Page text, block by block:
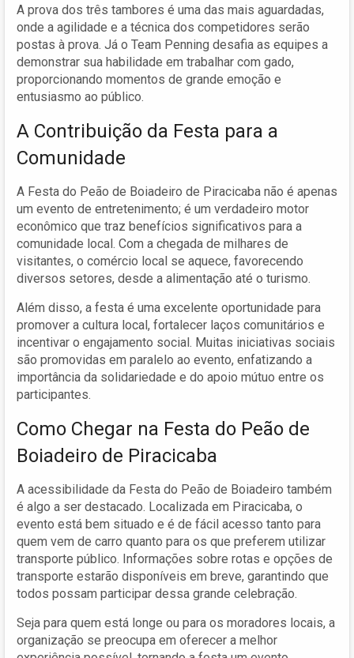
A prova dos três tambores é uma das mais aguardadas,
onde a agilidade e a técnica dos competidores serão
postas à prova. Já o Team Penning desafia as equipes a
demonstrar sua habilidade em trabalhar com gado,
proporcionando momentos de grande emoção e
entusiasmo ao público.
A Contribuição da Festa para a
Comunidade
A Festa do Peão de Boiadeiro de Piracicaba não é apenas
um evento de entretenimento; é um verdadeiro motor
econômico que traz benefícios significativos para a
comunidade local. Com a chegada de milhares de
visitantes, o comércio local se aquece, favorecendo
diversos setores, desde a alimentação até o turismo.
Além disso, a festa é uma excelente oportunidade para
promover a cultura local, fortalecer laços comunitários e
incentivar o engajamento social. Muitas iniciativas sociais
são promovidas em paralelo ao evento, enfatizando a
importância da solidariedade e do apoio mútuo entre os
participantes.
Como Chegar na Festa do Peão de
Boiadeiro de Piracicaba
A acessibilidade da Festa do Peão de Boiadeiro também
é algo a ser destacado. Localizada em Piracicaba, o
evento está bem situado e é de fácil acesso tanto para
quem vem de carro quanto para os que preferem utilizar
transporte público. Informações sobre rotas e opções de
transporte estarão disponíveis em breve, garantindo que
todos possam participar dessa grande celebração.
Seja para quem está longe ou para os moradores locais, a
organização se preocupa em oferecer a melhor